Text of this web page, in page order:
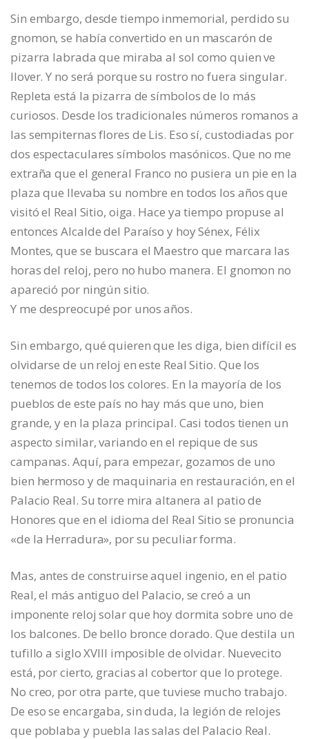
Sin embargo, desde tiempo inmemorial, perdido su
gnomon, se había convertido en un mascarón de
pizarra labrada que miraba al sol como quien ve
llover. Y no será porque su rostro no fuera singular.
Repleta está la pizarra de símbolos de lo más
curiosos. Desde los tradicionales números romanos a
las sempiternas flores de Lis. Eso sí, custodiadas por
dos espectaculares símbolos masónicos. Que no me
extraña que el general Franco no pusiera un pie en la
plaza que llevaba su nombre en todos los años que
visitó el Real Sitio, oiga. Hace ya tiempo propuse al
entonces Alcalde del Paraíso y hoy Sénex, Félix
Montes, que se buscara el Maestro que marcara las
horas del reloj, pero no hubo manera. El gnomon no
apareció por ningún sitio.
Y me despreocupé por unos años.
Sin embargo, qué quieren que les diga, bien difícil es
olvidarse de un reloj en este Real Sitio. Que los
tenemos de todos los colores. En la mayoría de los
pueblos de este país no hay más que uno, bien
grande, y en la plaza principal. Casi todos tienen un
aspecto similar, variando en el repique de sus
campanas. Aquí, para empezar, gozamos de uno
bien hermoso y de maquinaria en restauración, en el
Palacio Real. Su torre mira altanera al patio de
Honores que en el idioma del Real Sitio se pronuncia
«de la Herradura», por su peculiar forma.
Mas, antes de construirse aquel ingenio, en el patio
Real, el más antiguo del Palacio, se creó a un
imponente reloj solar que hoy dormita sobre uno de
los balcones. De bello bronce dorado. Que destila un
tufillo a siglo XVIII imposible de olvidar. Nuevecito
está, por cierto, gracias al cobertor que lo protege.
No creo, por otra parte, que tuviese mucho trabajo.
De eso se encargaba, sin duda, la legión de relojes
que poblaba y puebla las salas del Palacio Real.